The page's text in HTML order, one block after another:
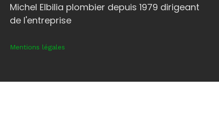
Michel Elbilia plombier depuis 1979 dirigeant
de l'entreprise
Mentions légales